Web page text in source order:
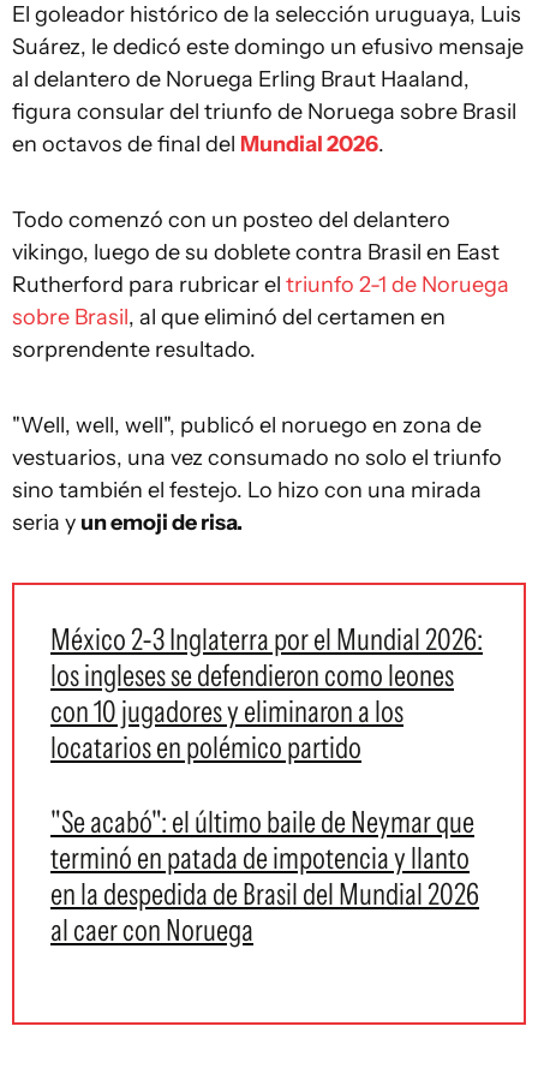
El goleador histórico de la selección uruguaya, Luis
Suárez, le dedicó este domingo un efusivo mensaje
al delantero de Noruega Erling Braut Haaland,
figura consular del triunfo de Noruega sobre Brasil
en octavos de final del Mundial 2026.
Todo comenzó con un posteo del delantero
vikingo, luego de su doblete contra Brasil en East
Rutherford para rubricar el triunfo 2-1 de Noruega
sobre Brasil, al que eliminó del certamen en
sorprendente resultado.
"Well, well, well", publicó el noruego en zona de
vestuarios, una vez consumado no solo el triunfo
sino también el festejo. Lo hizo con una mirada
seria y un emoji de risa.
México 2-3 Inglaterra por el Mundial 2026:
los ingleses se defendieron como leones
con 10 jugadores y eliminaron a los
locatarios en polémico partido
"Se acabó": el último baile de Neymar que
terminó en patada de impotencia y llanto
en la despedida de Brasil del Mundial 2026
al caer con Noruega